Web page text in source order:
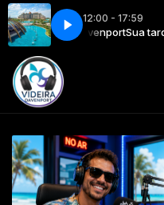
12:00 - 17:59
Videira DavenportSua tarde